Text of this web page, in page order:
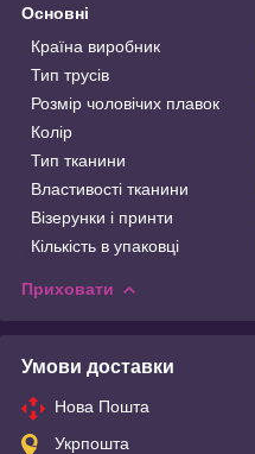
Основні
Країна виробник
Тип трусів
Розмір чоловічих плавок
Колір
Тип тканини
Властивості тканини
Візерунки і принти
Кількість в упаковці
Приховати
Умови доставки
Нова Пошта
Укрпошта